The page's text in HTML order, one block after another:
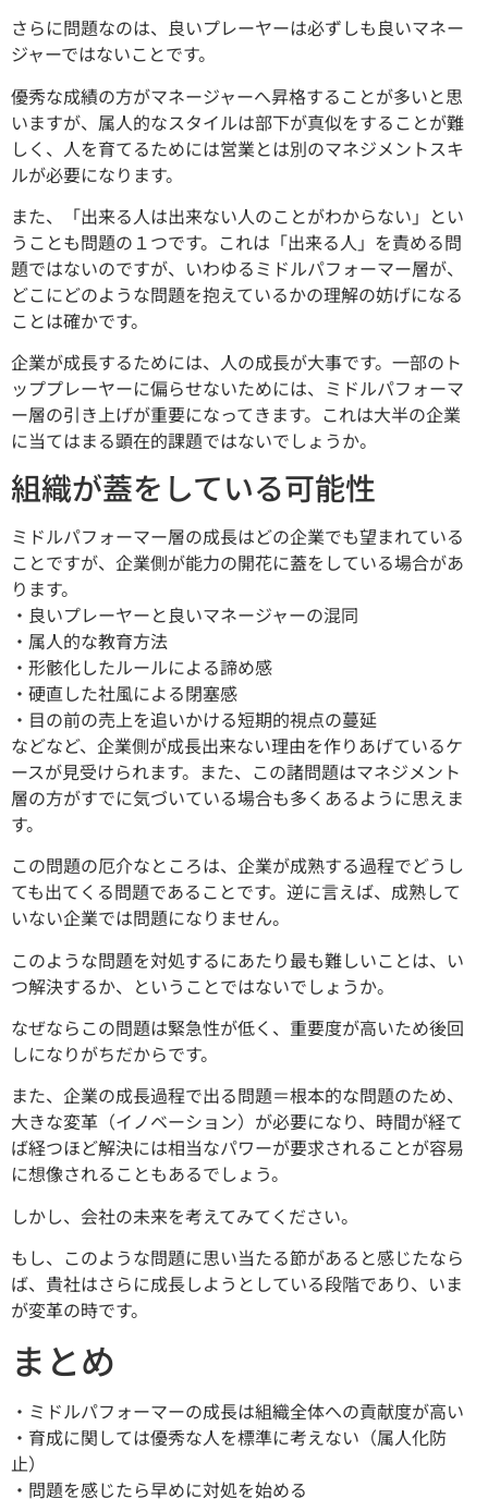
さらに問題なのは、良いプレーヤーは必ずしも良いマネー
ジャーではないことです。
優秀な成績の方がマネージャーへ昇格することが多いと思
いますが、属人的なスタイルは部下が真似をすることが難
しく、人を育てるためには営業とは別のマネジメントスキ
ルが必要になります。
また、「出来る人は出来ない人のことがわからない」とい
うことも問題の１つです。これは「出来る人」を責める問
題ではないのですが、いわゆるミドルパフォーマー層が、
どこにどのような問題を抱えているかの理解の妨げになる
ことは確かです。
企業が成長するためには、人の成長が大事です。一部のト
ッププレーヤーに偏らせないためには、ミドルパフォーマ
ー層の引き上げが重要になってきます。これは大半の企業
に当てはまる顕在的課題ではないでしょうか。
組織が蓋をしている可能性
ミドルパフォーマー層の成長はどの企業でも望まれている
ことですが、企業側が能力の開花に蓋をしている場合があ
ります。
・良いプレーヤーと良いマネージャーの混同
・属人的な教育方法
・形骸化したルールによる諦め感
・硬直した社風による閉塞感
・目の前の売上を追いかける短期的視点の蔓延
などなど、企業側が成長出来ない理由を作りあげているケ
ースが見受けられます。また、この諸問題はマネジメント
層の方がすでに気づいている場合も多くあるように思えま
す。
この問題の厄介なところは、企業が成熟する過程でどうし
ても出てくる問題であることです。逆に言えば、成熟して
いない企業では問題になりません。
このような問題を対処するにあたり最も難しいことは、い
つ解決するか、ということではないでしょうか。
なぜならこの問題は緊急性が低く、重要度が高いため後回
しになりがちだからです。
また、企業の成長過程で出る問題＝根本的な問題のため、
大きな変革（イノベーション）が必要になり、時間が経て
ば経つほど解決には相当なパワーが要求されることが容易
に想像されることもあるでしょう。
しかし、会社の未来を考えてみてください。
もし、このような問題に思い当たる節があると感じたなら
ば、貴社はさらに成長しようとしている段階であり、いま
が変革の時です。
まとめ
・ミドルパフォーマーの成長は組織全体への貢献度が高い
・育成に関しては優秀な人を標準に考えない（属人化防
止）
・問題を感じたら早めに対処を始める